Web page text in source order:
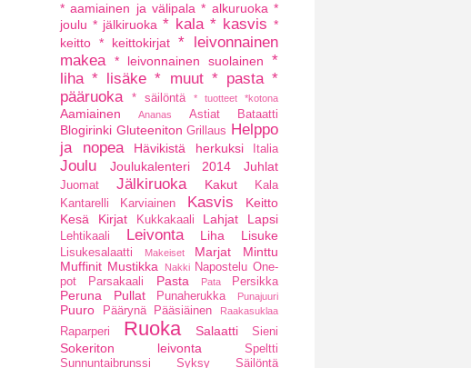
* aamiainen ja välipala * alkuruoka *
joulu * jälkiruoka * kala * kasvis *
keitto * keittokirjat * leivonnainen
makea
* leivonnainen suolainen
*
liha * lisäke * muut * pasta *
pääruoka
* säilöntä * tuotteet *kotona
Aamiainen Ananas Astiat Bataatti
Blogirinki Gluteeniton Grillaus Helppo
ja nopea
Hävikistä herkuksi Italia
Joulu Joulukalenteri 2014 Juhlat
Juomat Jälkiruoka Kakut
Kala
Kantarelli
Karviainen Kasvis
Keitto
Kesä
Kirjat Kukkakaali Lahjat Lapsi
Lehtikaali Leivonta Liha Lisuke
Lisukesalaatti Makeiset Marjat
Minttu
Muffinit Mustikka Nakki Napostelu One-
pot
Parsakaali Pasta Pata Persikka
Peruna Pullat Punaherukka Punajuuri
Puuro Päärynä Pääsiäinen Raakasuklaa
Raparperi Ruoka Salaatti Sieni
Sokeriton leivonta
Speltti
Sunnuntaibrunssi
Syksy
Säilöntä